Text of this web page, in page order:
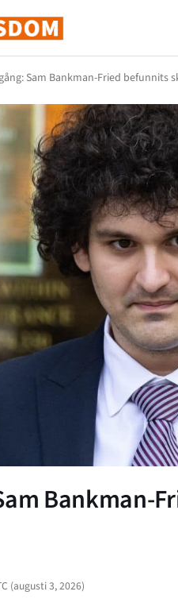
Sam Bankman-Fried befunnits
Bankman-
(augusti 3, 2026)